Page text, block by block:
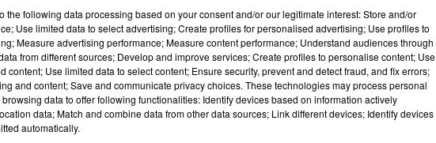
déléguée auprès de la ministre des Armées et des
combattants Alice Ruffo s’est rendue en Algérie dans le
d’une visite pour le 81eanniversaire des massacres du 08 mai
côtés, une délégation d’une trentaine d’élus français, dont
députés et sénateurs de la gauche et du centre Parmi
Laurent Lhardit, député socialiste et président du groupe
the following data processing based on your consent and/or our legitimate interest: Store and/or
Use limited data to select advertising; Create profiles for personalised advertising; Use profiles to
Measure advertising performance; Measure content performance; Understand audiences through
from different sources; Develop and improve services; Create profiles to personalise content; Use
content; Use limited data to select content; Ensure security, prevent and detect fraud, and fix errors;
and content; Save and communicate privacy choices. These technologies may process personal
data to offer following functionalities: Identify devices based on information actively
data; Match and combine data from other data sources; Link different devices; Identify devices
automatically.